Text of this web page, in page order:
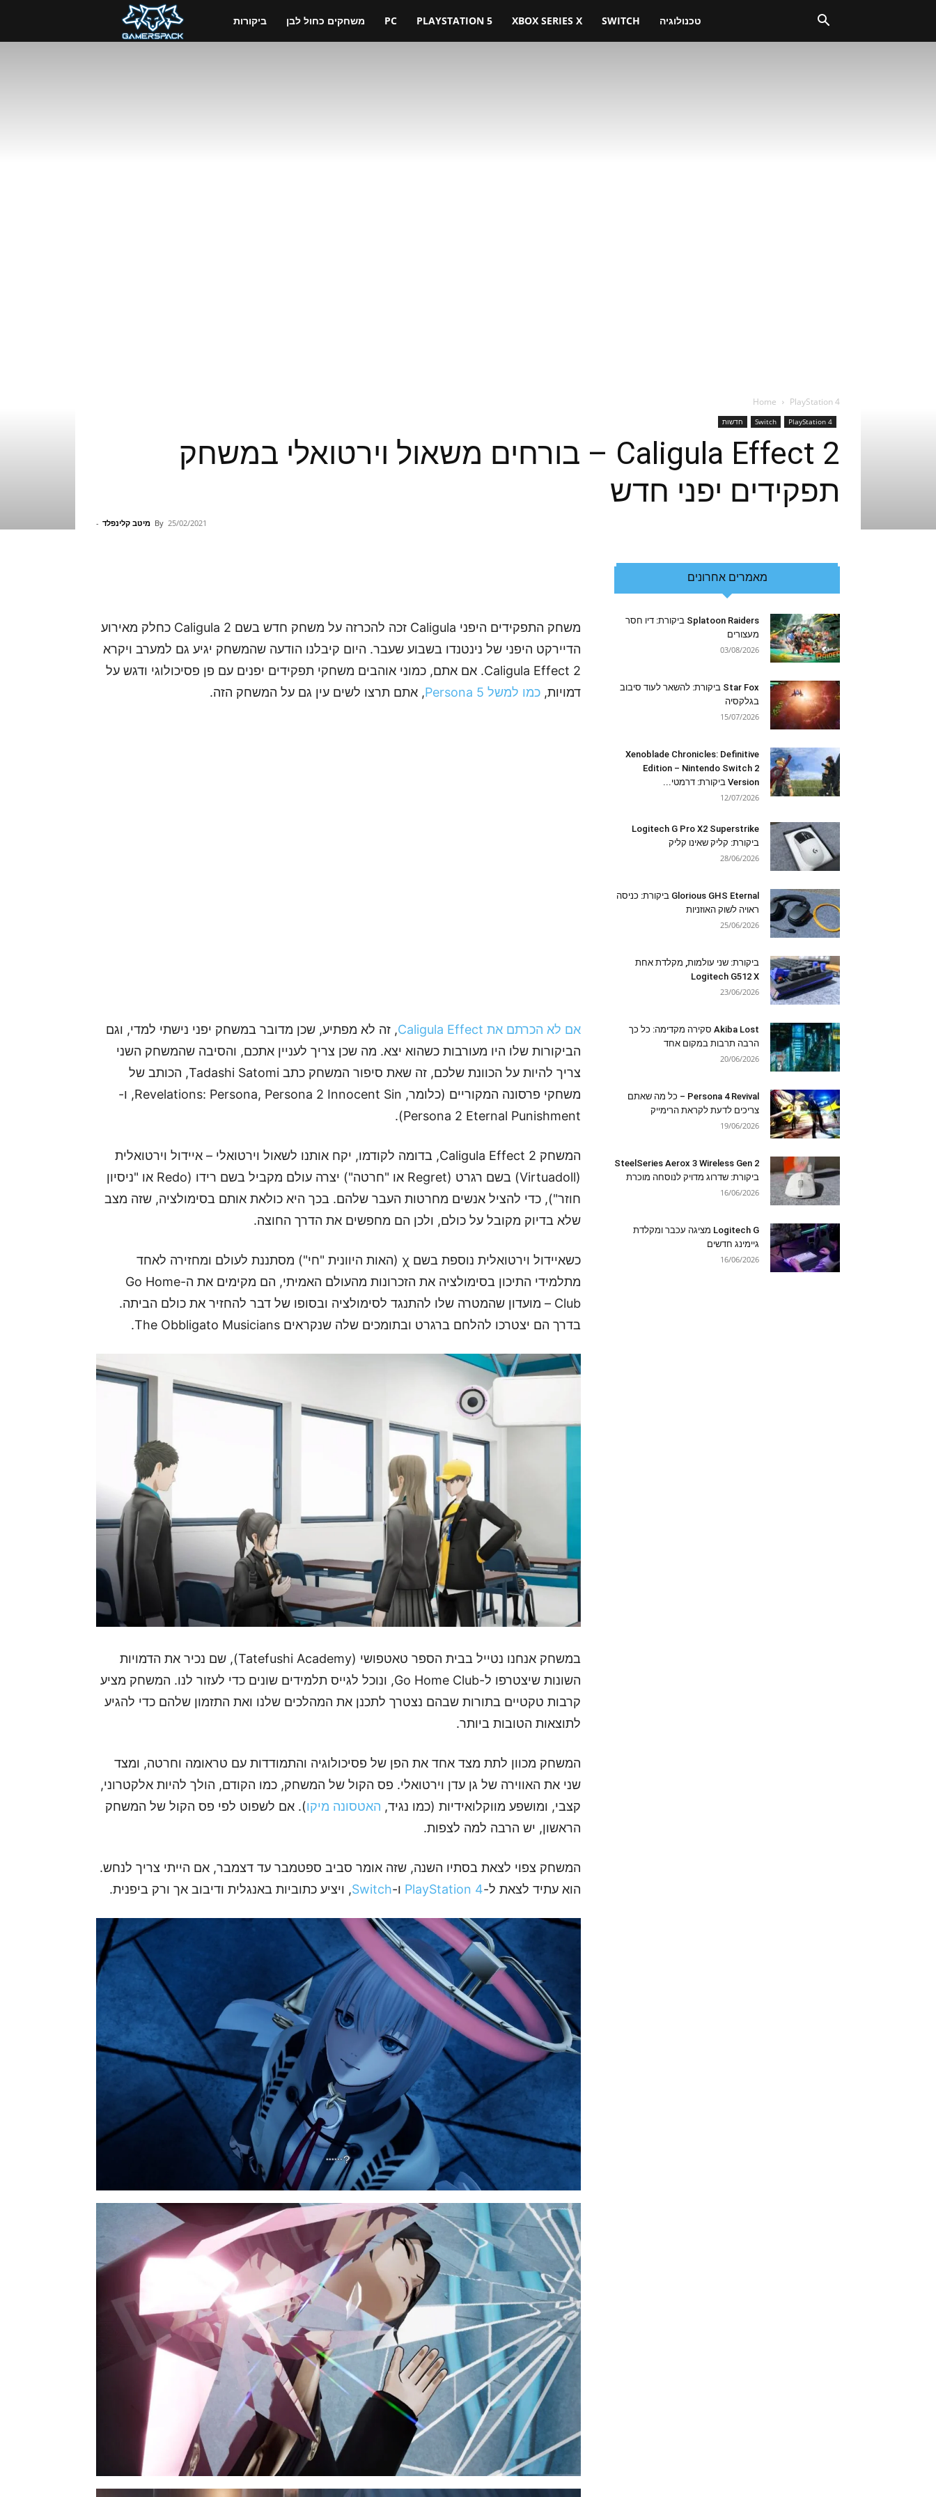
ביקורות משחקים כחול לבן PC PLAYSTATION 5 XBOX SERIES X SWITCH טכנולוגיה
Home PlayStation 4
PlayStation 4
Switch חדשות
Caligula Effect 2 – בורחים משאול וירטואלי במשחק
תפקידים יפני חדש
By מיטב קלינפלד - 25/02/2021
משחק התפקידים היפני Caligula זכה להכרזה על משחק חדש בשם Caligula 2 כחלק מאירוע
הדיירקט היפני של נינטנדו בשבוע שעבר. היום קיבלנו הודעה שהמשחק יגיע גם למערב ויקרא
Caligula Effect 2. אם אתם, כמוני אוהבים משחקי תפקידים יפנים עם פן פסיכולוגי ודגש על
דמויות, כמו למשל Persona 5 , אתם תרצו לשים עין גם על המשחק הזה.
אם לא הכרתם את Caligula Effect
, זה לא מפתיע, שכן מדובר במשחק יפני נישתי למדי, וגם
הביקורות שלו היו מעורבות כשהוא יצא. מה שכן צריך לעניין אתכם, והסיבה שהמשחק השני
צריך להיות על הכוונת שלכם, זה שאת סיפור המשחק כתב Tadashi Satomi, הכותב של
משחקי פרסונה המקוריים (כלומר, Revelations: Persona, Persona 2 Innocent Sin, ו-
Persona 2 Eternal Punishment).
המשחק Caligula Effect 2, בדומה לקודמו, יקח אותנו לשאול וירטואלי – איידול וירטואלית
(Virtuadoll) בשם רגרט (Regret או "חרטה") יצרה עולם מקביל בשם רידו (Redo או "ניסיון
חוזר"), כדי להציל אנשים מחרטות העבר שלהם. בכך היא כולאת אותם בסימולציה, שזה מצב
שלא בדיוק מקובל על כולם, ולכן הם מחפשים את הדרך החוצה.
כשאיידול וירטואלית נוספת בשם χ (האות היוונית "חי") מסתננת לעולם ומחזירה לאחד
מתלמידי התיכון בסימולציה את הזכרונות מהעולם האמיתי, הם מקימים את ה-Go Home
Club – מועדון שהמטרה שלו להתנגד לסימולציה ובסופו של דבר להחזיר את כולם הביתה.
בדרך הם יצטרכו להלחם ברגרט ובתומכים שלה שנקראים The Obbligato Musicians.
במשחק אנחנו נטייל בבית הספר טאטפושי (Tatefushi Academy), שם נכיר את הדמויות
השונות שיצטרפו ל-Go Home Club, ונוכל לגייס תלמידים שונים כדי לעזור לנו. המשחק מציע
קרבות טקטיים בתורות שבהם נצטרך לתכנן את המהלכים שלנו ואת התזמון שלהם כדי להגיע
לתוצאות הטובות ביותר.
המשחק מכוון לתת מצד אחד את הפן של פסיכולוגיה והתמודדות עם טראומה וחרטה, ומצד
שני את האווירה של גן עדן וירטואלי. פס הקול של המשחק, כמו הקודם, הולך להיות אלקטרוני,
קצבי, ומושפע מווקלואידיות (כמו נגיד, האטסונה מיקו). אם לשפוט לפי פס הקול של המשחק
הראשון, יש הרבה למה לצפות.
המשחק צפוי לצאת בסתיו השנה, שזה אומר סביב ספטמבר עד דצמבר, אם הייתי צריך לנחש.
הוא עתיד לצאת ל-PlayStation 4 ו-Switch, ויציע כתוביות באנגלית ודיבוב אך ורק ביפנית.
מאמרים אחרונים
Splatoon Raiders ביקורת: דיו חסר
מעצורים
03/08/2026
Star Fox ביקורת: להשאר לעוד סיבוב
בגלקסיה
15/07/2026
Xenoblade Chronicles: Definitive
Edition – Nintendo Switch 2
Version ביקורת: דרמטי...
12/07/2026
Logitech G Pro X2 Superstrike
ביקורת: קליק שאינו קליק
28/06/2026
Glorious GHS Eternal ביקורת: כניסה
ראויה לשוק האוזניות
25/06/2026
ביקורת: שני עולמות, מקלדת אחת
Logitech G512 X
23/06/2026
Akiba Lost סקירה מקדימה: כל כך
הרבה תרבות במקום אחד
20/06/2026
Persona 4 Revival – כל מה שאתם
צריכים לדעת לקראת הרימייק
19/06/2026
SteelSeries Aerox 3 Wireless Gen 2
ביקורת: שדרוג מדויק לנוסחה מוכרת
16/06/2026
Logitech G מציגה עכבר ומקלדת
גיימינג חדשים
16/06/2026